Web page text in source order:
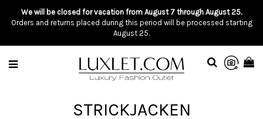
We will be closed for vacation from August 7 through August 25.
Orders and returns placed during this period will be processed starting
August 25.
STRICKJACKEN